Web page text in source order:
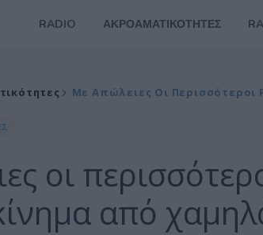
RADIO ΑΚΡΟΑΜΑΤΙΚΟΤΗΤΕΣ
Με Απώλειες Οι Περισσότεροι
οι
από